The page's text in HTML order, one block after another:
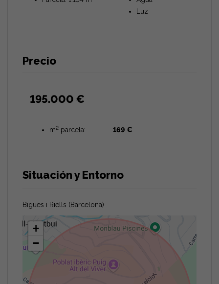
Luz
Precio
195.000 €
m2 parcela: 169 €
Situación y Entorno
Bigues i Riells (Barcelona)
+
−